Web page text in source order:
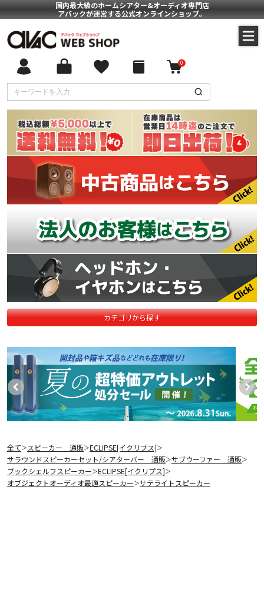
国内最大級のホームシアター&オーディオ専門店
アバックが運営する公式オンラインショップ。
0
カテゴリから探す
全て＞ スピーカー 通販＞ECLIPSE[イクリプス]＞
サラウンドスピーカーセット/シアターバー 通販＞サブウーファー 通販＞
ブックシェルフスピーカー＞ECLIPSE[イクリプス]＞
オブジェクトオーディオ最適スピーカー＞サテライトスピーカー